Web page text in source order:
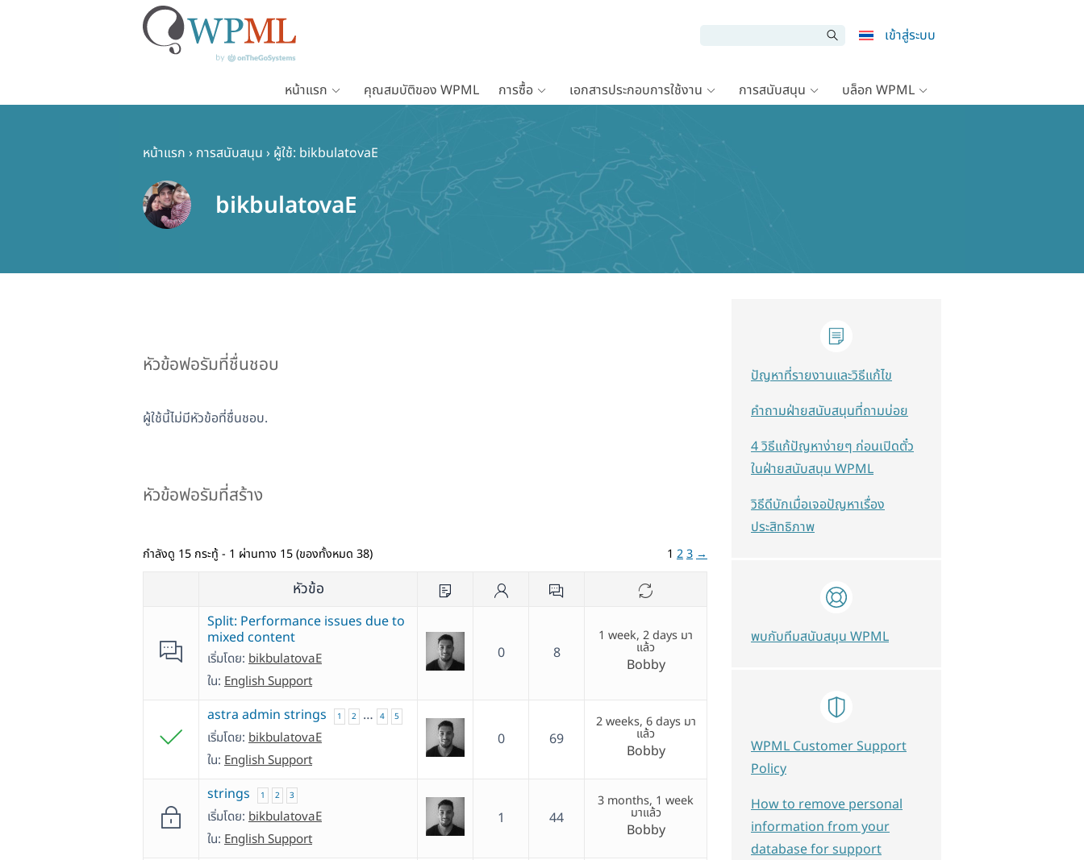
เข้าสู่ระบบ
หน้าแรก คุณสมบัติของ WPML การซื้อ เอกสารประกอบการใช้งาน การสนับสนุน บล็อก WPML
หน้าแรก › การสนับสนุน › ผู้ใช้: bikbulatovaE
bikbulatovaE
หัวข้อฟอรัมที่ชื่นชอบ
ผู้ใช้นี้ไม่มีหัวข้อที่ชื่นชอบ.
หัวข้อฟอรัมที่สร้าง
กำลังดู 15 กระทู้ - 1 ผ่านทาง 15 (ของทั้งหมด 38) 1 23 →
หัวข้อ
Split: Performance issues due to
mixed content
เริ่มโดย: bikbulatovaE
ใน: English Support
0 8
1 week, 2 days มา
แล้ว
Bobby
astra admin strings 1 2 … 4 5
เริ่มโดย: bikbulatovaE
ใน: English Support
0 69
2 weeks, 6 days มา
แล้ว
Bobby
strings 1 2 3
เริ่มโดย: bikbulatovaE
ใน: English Support
1 44
3 months, 1 week
มาแล้ว
Bobby
ปัญหาที่รายงานและวิธีแก้ไข
คำถามฝ่ายสนับสนุนที่ถามบ่อย
4 วิธีแก้ปัญหาง่ายๆ ก่อนเปิดตั๋ว
ในฝ่ายสนับสนุน WPML
วิธีดีบักเมื่อเจอปัญหาเรื่อง
ประสิทธิภาพ
พบกับทีมสนับสนุน WPML
WPML Customer Support
Policy
How to remove personal
information from your
database for support